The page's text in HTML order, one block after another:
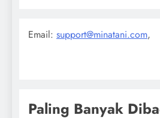
Email: support@minatani.com,
Paling Banyak